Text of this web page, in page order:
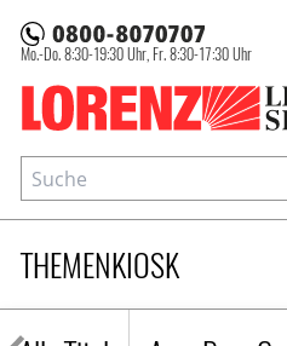
Lorenz
Mo.-Do. 8:30-19:30 Uhr, Fr. 8:30-17:30 Uhr
THEMENKIOSK
Suche
Zeitschriftensuche